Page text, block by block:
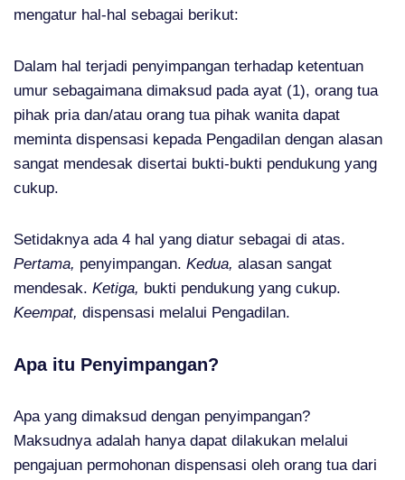
mengatur hal-hal sebagai berikut:
Dalam hal terjadi penyimpangan terhadap ketentuan
umur sebagaimana dimaksud pada ayat (1), orang tua
pihak pria dan/atau orang tua pihak wanita dapat
meminta dispensasi kepada Pengadilan dengan alasan
sangat mendesak disertai bukti-bukti pendukung yang
cukup.
Setidaknya ada 4 hal yang diatur sebagai di atas.
Pertama, penyimpangan. Kedua, alasan sangat
mendesak. Ketiga, bukti pendukung yang cukup.
Keempat, dispensasi melalui Pengadilan.
Apa itu Penyimpangan?
Apa yang dimaksud dengan penyimpangan?
Maksudnya adalah hanya dapat dilakukan melalui
pengajuan permohonan dispensasi oleh orang tua dari